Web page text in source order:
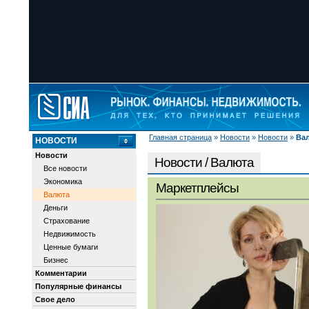
Главная страница » Новости » Новости »
НОВОСТИ
Новости
Все новости
Экономика
Валюта
Деньги
Страхование
Недвижимость
Ценные бумаги
Бизнес
Комментарии
Популярные финансы
Свое дело
Новости / Валюта
Маркетплейсы